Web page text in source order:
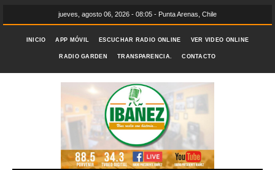
jueves, agosto 06, 2026 - 08:05 - Punta Arenas, Chile
INICIO APP MÓVIL ESCUCHAR RADIO ONLINE VER VIDEO ONLINE
RADIO GARDEN TRANSPARENCIA. CONTACTO